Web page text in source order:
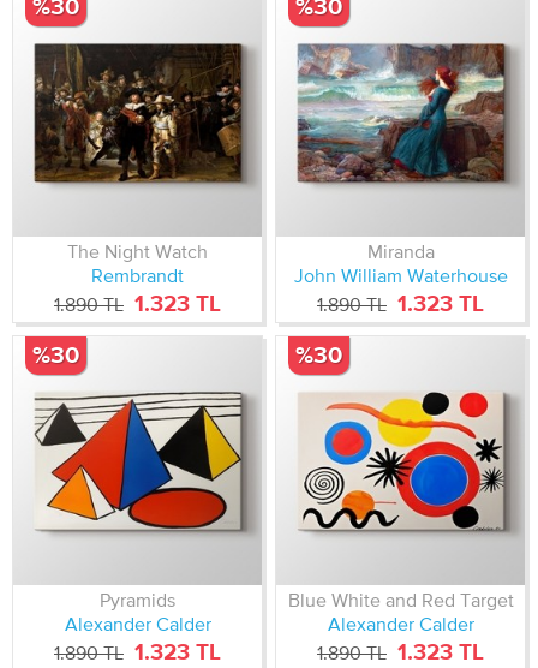
The Night Watch
Rembrandt
1.890 TL 1.323 TL
%30
Miranda
John William Waterhouse
1.890 TL 1.323 TL
%30
Pyramids
Alexander Calder
1.890 TL 1.323 TL
%30
Blue White and Red Target
Alexander Calder
1.890 TL 1.323 TL
%30